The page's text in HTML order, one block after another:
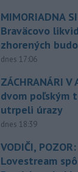
MIMORIADNA
Braväcovo
zhorených
dnes 17:06
ZÁCHRANÁRI V
dvom poľským
utrpeli úrazy
dnes 18:39
VODIČI,
Lovestream